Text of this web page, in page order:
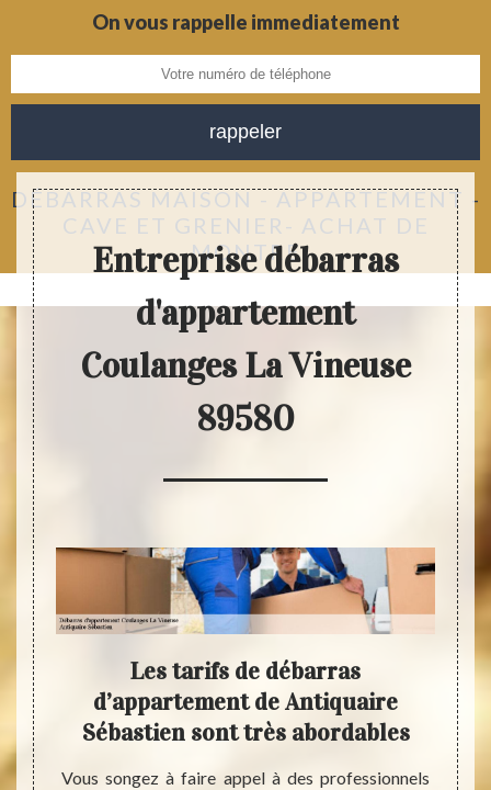
On vous rappelle immediatement
DÉBARRAS MAISON - APPARTEMENT -
CAVE ET GRENIER- ACHAT DE
MONTRE
Entreprise débarras
d'appartement
Coulanges La Vineuse
89580
à
Les tarifs de débarras
d’appartement de Antiquaire
Sébastien sont très abordables
Vous songez à faire appel à des professionnels